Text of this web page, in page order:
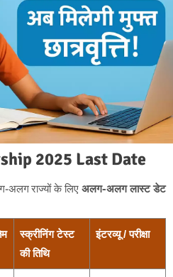
2025 Last Date
अलग राज्यों के लिएअलग-अलग लास्ट डेट
स्क्रीनिंग टेस्ट
की तिथि
इंटरव्यू / परीक्षा